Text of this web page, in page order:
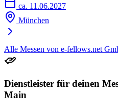
ca. 11.06.2027
München
Alle Messen von e-fellows.net
Dienstleister für deinen
Main